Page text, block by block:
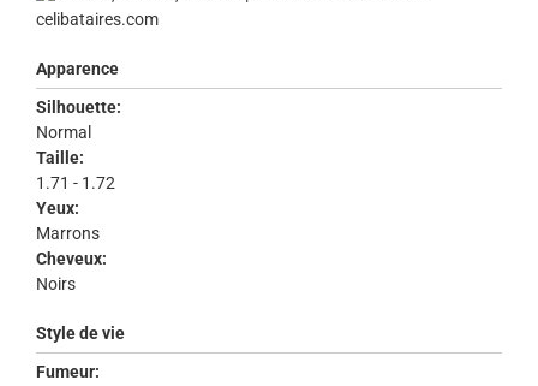
Apparence
Silhouette:
Normal
Taille:
1.71 - 1.72
Yeux:
Marrons
Cheveux:
Noirs
Style de vie
Fumeur: